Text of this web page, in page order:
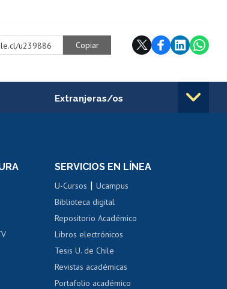
u239886 Copiar
Extranjeras/os
Movilidad Estudiantil
Cursos de español
SERVICIOS EN LÍNEA
U-Cursos |Ucampus
Biblioteca digital
Repositorio Académico
Libros electrónicos
Tesis U. de Chile
Revistas académicas
Portafolio académico